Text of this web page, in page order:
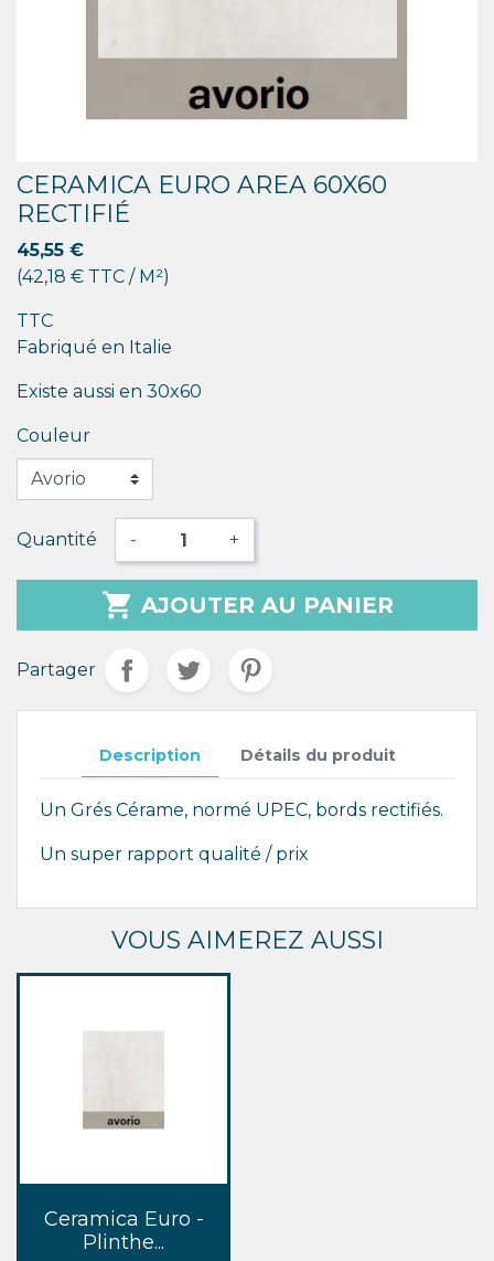
CERAMICA EURO AREA 60X60
RECTIFIÉ
45,55 €
(42,18 € TTC / M²)
TTC
Fabriqué en Italie
Existe aussi en 30x60
Couleur
Quantité - +
 AJOUTER AU PANIER
Partager
Description Détails du produit
Un Grés Cérame, normé UPEC, bords rectifiés.
Un super rapport qualité / prix
VOUS AIMEREZ AUSSI
Ceramica Euro -
Plinthe...